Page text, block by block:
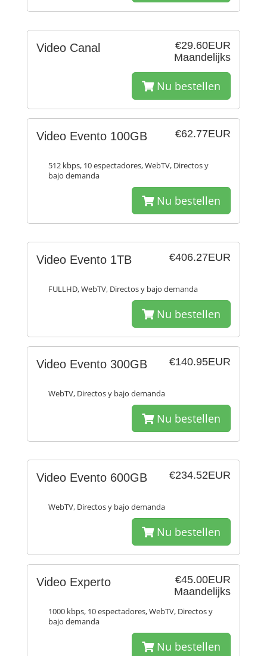
€29.60EUR
Maandelijks
Video Canal
Nu bestellen
€62.77EUR
Video Evento 100GB
512 kbps, 10 espectadores, WebTV, Directos y
bajo demanda
Nu bestellen
€406.27EUR
Video Evento 1TB
FULLHD, WebTV, Directos y bajo demanda
Nu bestellen
€140.95EUR
Video Evento 300GB
WebTV, Directos y bajo demanda
Nu bestellen
€234.52EUR
Video Evento 600GB
WebTV, Directos y bajo demanda
Nu bestellen
€45.00EUR
Maandelijks
Video Experto
1000 kbps, 10 espectadores, WebTV, Directos y
bajo demanda
Nu bestellen